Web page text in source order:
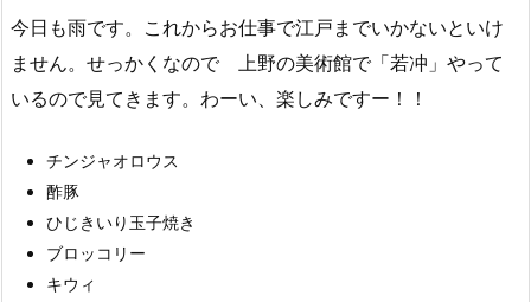
今日も雨です。これからお仕事で江戸までいかないといけ
ません。せっかくなので 上野の美術館で「若冲」やって
いるので見てきます。わーい、楽しみですー！！
チンジャオロウス
酢豚
ひじきいり玉子焼き
ブロッコリー
キウィ